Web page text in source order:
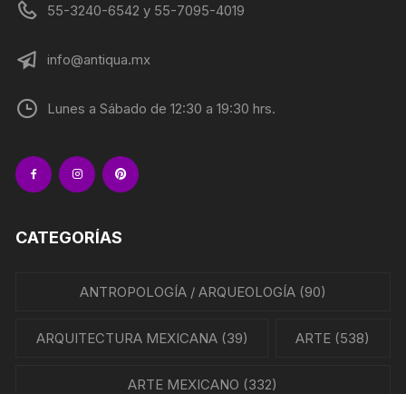
55-3240-6542 y 55-7095-4019
info@antiqua.mx
Lunes a Sábado de 12:30 a 19:30 hrs.
CATEGORÍAS
ANTROPOLOGÍA / ARQUEOLOGÍA(90)
ARQUITECTURA MEXICANA(39) ARTE (538)
ARTE MEXICANO (332)